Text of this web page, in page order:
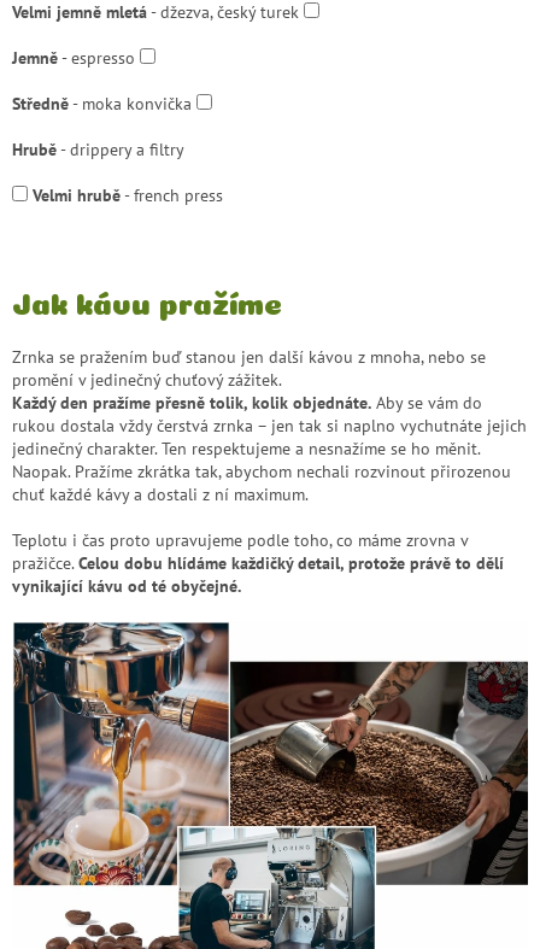
Velmi jemně mletá- džezva, český turek
Jemně- espresso
Středně- moka konvička
Hrubě- drippery a filtry
Velmi hrubě- french press
Jak kávu pražíme
Zrnka se pražením buď stanou jen další kávou z mnoha, nebo se
promění v jedinečný chuťový zážitek.
Každý den pražíme přesně tolik, kolik objednáte. Aby se vám do
rukou dostala vždy čerstvá zrnka – jen tak si naplno vychutnáte jejich
jedinečný charakter. Ten respektujeme a nesnažíme se ho měnit.
Naopak. Pražíme zkrátka tak, abychom nechali rozvinout přirozenou
chuť každé kávy a dostali z ní maximum.
Teplotu i čas proto upravujeme podle toho, co máme zrovna v
pražičce.Celou dobu hlídáme každičký detail, protože právě to dělí
vynikající kávu od té obyčejné.